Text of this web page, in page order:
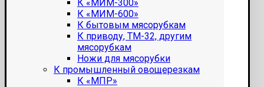
К «МИМ-300»
К «МИМ-600»
К бытовым мясорубкам
К приводу, ТМ-32, другим
мясорубкам
Ножи для мясорубки
К промышленный овощерезкам
К «МПР»